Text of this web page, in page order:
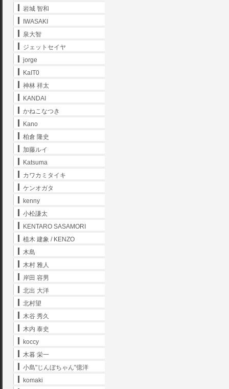
岩城 智和
IWASAKI
泉大智
ジェットセイヤ
jorge
KaIT0
神林 祥太
KANDAI
かねこなつき
Kano
柏倉 隆史
加藤ルイ
Katsuma
カワカミタイキ
ケンオガタ
kenny
小松謙太
KENTARO SASAMORI
植木 建象 / KENZO
木島
木村 雅人
岸田 容男
北出 大洋
北村望
木谷 秀久
木内 泰史
koccy
木暮 栄一
小島"じんぼちゃん"億洋
komaki